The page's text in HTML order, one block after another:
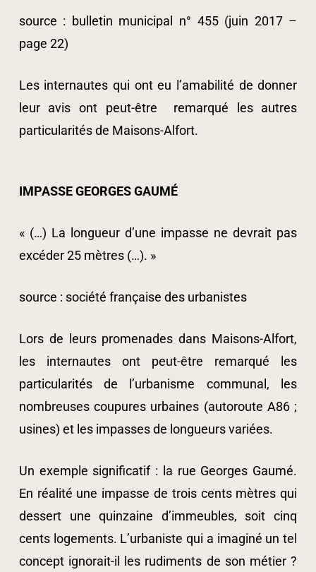
source : bulletin municipal n° 455 (juin 2017 –
page 22)
Les internautes qui ont eu l’amabilité de donner
leur avis ont peut-être remarqué les autres
particularités de Maisons-Alfort.
IMPASSE GEORGES GAUMÉ
« (…) La longueur d’une impasse ne devrait pas
excéder 25 mètres (…). »
source : société française des urbanistes
Lors de leurs promenades dans Maisons-Alfort,
les internautes ont peut-être remarqué les
particularités de l’urbanisme communal, les
nombreuses coupures urbaines (autoroute A86 ;
usines) et les impasses de longueurs variées.
Un exemple significatif : la rue Georges Gaumé.
En réalité une impasse de trois cents mètres qui
dessert une quinzaine d’immeubles, soit cinq
cents logements. L’urbaniste qui a imaginé un tel
concept ignorait-il les rudiments de son métier ?